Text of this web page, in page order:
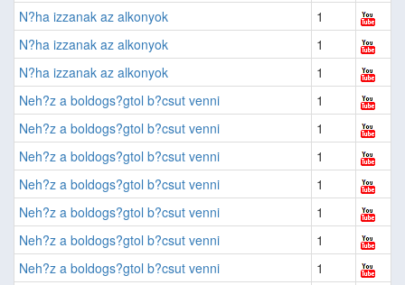
N?ha izzanak az alkonyok
1
N?ha izzanak az alkonyok
1
N?ha izzanak az alkonyok
1
Neh?z a boldogs?gtol b?csut venni
1
Neh?z a boldogs?gtol b?csut venni
1
Neh?z a boldogs?gtol b?csut venni
1
Neh?z a boldogs?gtol b?csut venni
1
Neh?z a boldogs?gtol b?csut venni
1
Neh?z a boldogs?gtol b?csut venni
1
Neh?z a boldogs?gtol b?csut venni
1